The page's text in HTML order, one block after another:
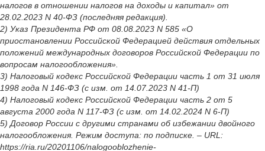
налогов в отношении налогов на доходы и капитал» от
28.02.2023 N 40-ФЗ (последняя редакция).
2) Указ Президента РФ от 08.08.2023 N 585 «О
приостановлении Российской Федерацией действия отдельных
положений международных договоров Российской Федерации по
вопросам налогообложения».
3) Налоговый кодекс Российской Федерации часть 1 от 31 июля
1998 года N 146-ФЗ (с изм. от 14.07.2023 N 41-П)
4) Налоговый кодекс Российской Федерации часть 2 от 5
августа 2000 года N 117-ФЗ (с изм. от 14.02.2024 N 6-П)
5) Договор России с другими странами об избежании двойного
налогообложения. Режим доступа: по подписке. – URL:
https://ria.ru/20201106/nalogooblozhenie-